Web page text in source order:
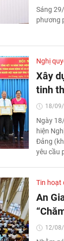
Sáng
phương
Nghị
Xây
tinh
18/
Ngày
hiện
Đảng
yêu cầu
Tin hoạt
An
12/